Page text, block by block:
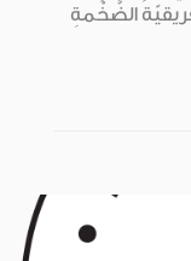
الضَّخْمةِ